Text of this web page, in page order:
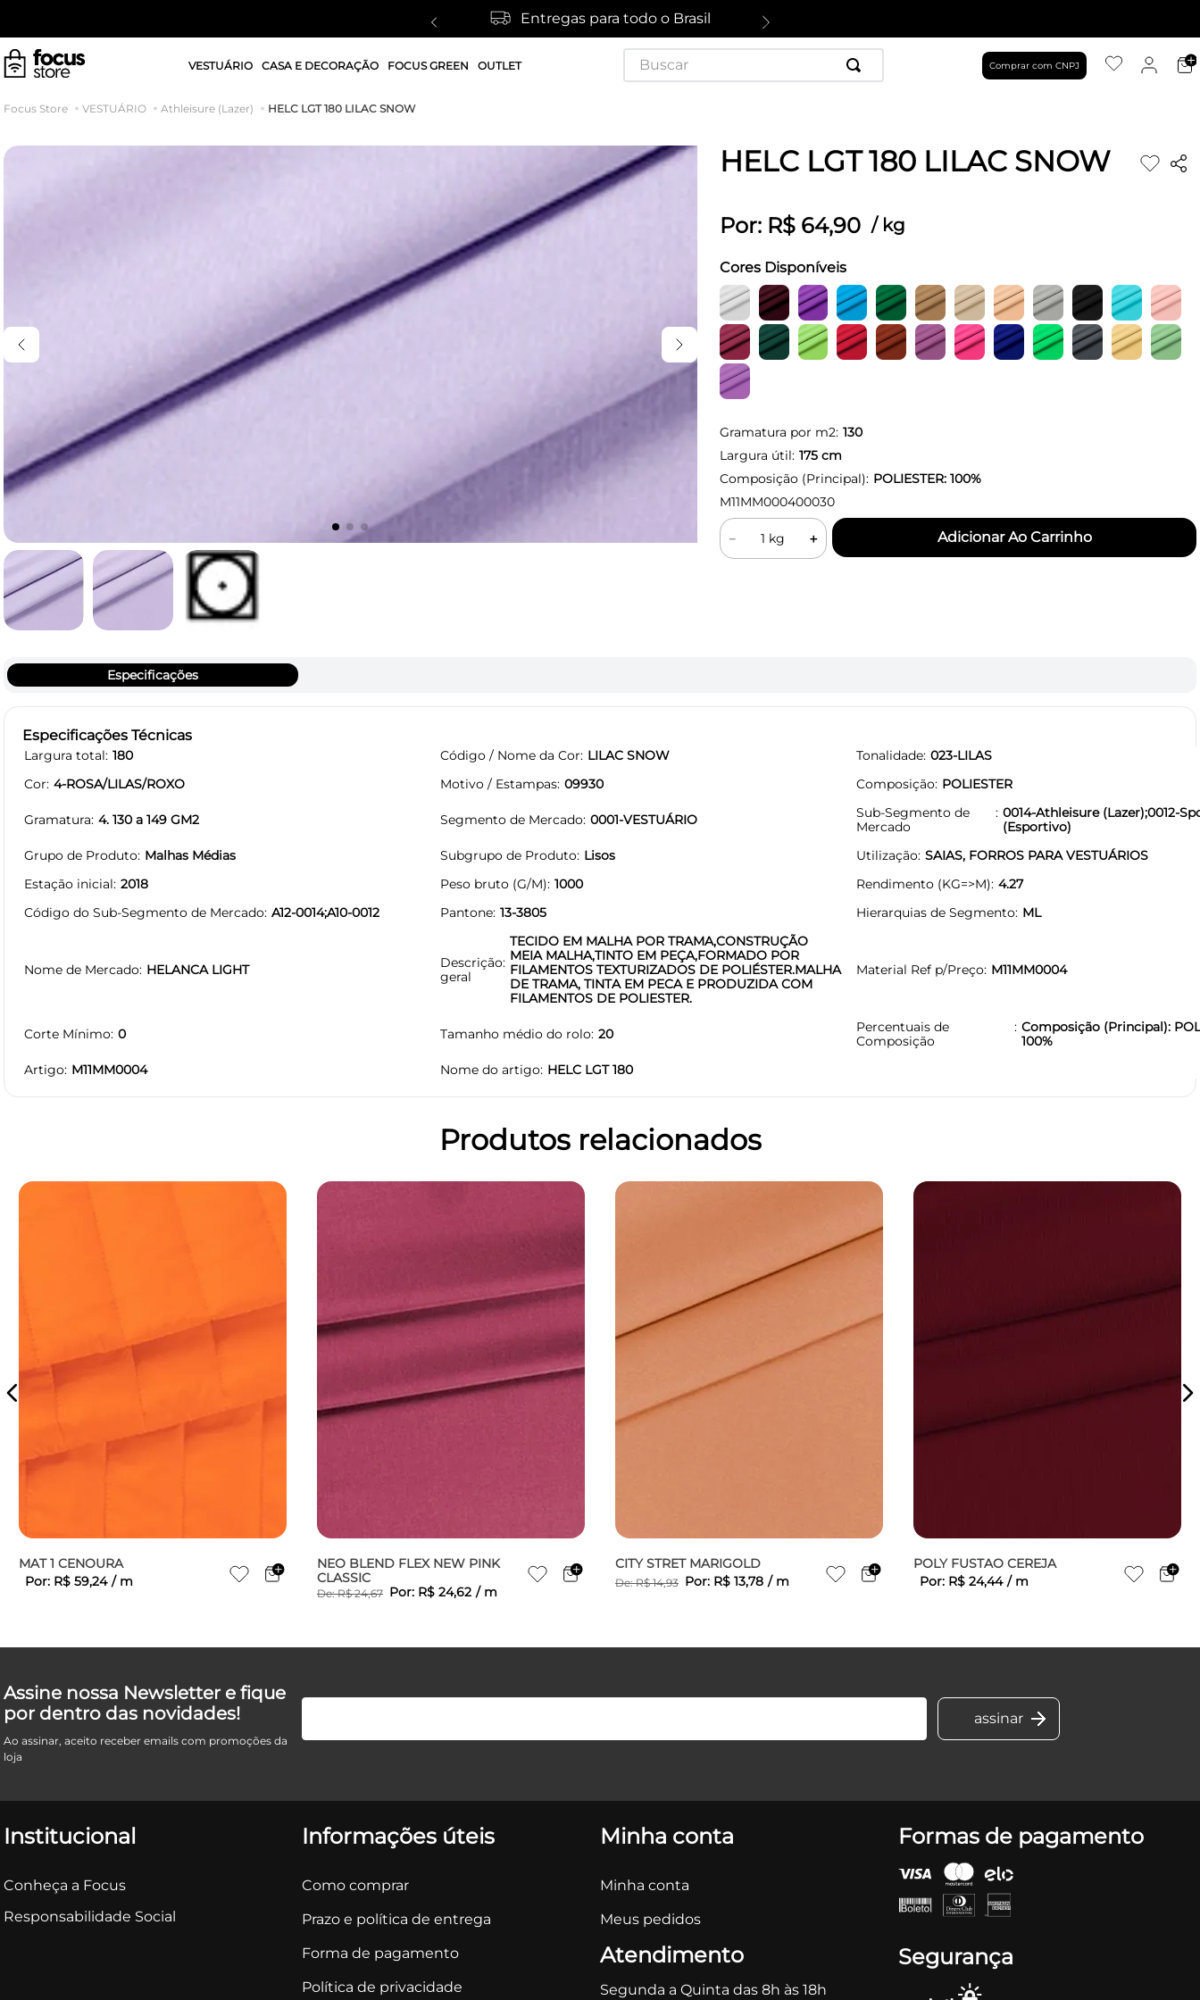
Entregas para todo o Brasil
VESTUÁRIO CASA E DECORAÇÃO FOCUS GREEN OUTLET
Buscar
Comprar com CNPJ
VESTUÁRIO Athleisure (Lazer) HELC LGT 180 LILAC SNOW
HELC LGT 180 LILAC SNOW
Por: R$ 64,90 / kg
Cores Disponíveis
Gramatura por m2: 130
Largura útil: 175cm
Composição (Principal): POLIESTER: 100%
M11MM000400030
＋
－
Especificações
Especificações Técnicas
Largura total 180 Código / Nome da Cor LILAC SNOW Tonalidade 023-LILAS
Cor 4-ROSA/LILAS/ROXO Motivo / Estampas 09930 Composição POLIESTER
Gramatura 4. 130 a 149 GM2 Segmento de Mercado 0001-VESTUÁRIO
Sub-Segmento de
Mercado
0014-Athleisure (Lazer);0012-
(Esportivo)
Grupo de Produto Malhas Médias Subgrupo de Produto Lisos Utilização SAIAS, FORROS PARA VESTUÁRIOS
Estação inicial 2018 Peso bruto (G/M) 1000 Rendimento (KG=>M) 4.27
Código do Sub-Segmento de Mercado A12-0014;A10-0012 Pantone 13-3805 Hierarquias de Segmento ML
Nome de Mercado HELANCA LIGHT
Descrição
geral
TECIDO EM MALHA POR TRAMA,CONSTRUÇÃO
MEIA MALHA,TINTO EM PEÇA,FORMADO POR
FILAMENTOS TEXTURIZADOS DE POLIÉSTER.MALHA
DE TRAMA, TINTA EM PECA E PRODUZIDA COM
FILAMENTOS DE POLIESTER.
Material Ref p/Preço M11MM0004
Corte Mínimo 0 Tamanho médio do rolo 20
Percentuais de
Composição
Composição (Principal):
100%
Artigo M11MM0004 Nome do artigo HELC LGT 180
Produtos relacionados
MAT 1 CENOURA
Por: R$ 59,24 / m
NEO BLEND FLEX NEW PINK
CLASSIC
De:R$ 24,67 Por: R$ 24,62 / m
CITY STRET MARIGOLD
De:R$ 14,93 Por: R$ 13,78 / m
POLY FUSTAO CEREJA
Por: R$ 24,44 / m
Assine nossa Newsletter e fique
por dentro das novidades!
Ao assinar, aceito receber emails com promoções da
loja
Institucional
Conheça a Focus
Responsabilidade Social
Informações úteis
Como comprar
Prazo e política de entrega
Forma de pagamento
Política de privacidade
Minha conta
Minha conta
Meus pedidos
Atendimento
Segunda a Quinta das 8h às 18h
Formas de pagamento
Segurança